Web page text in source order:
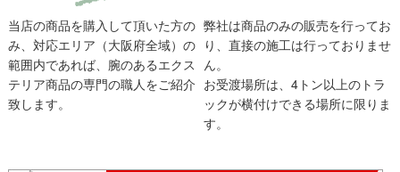
当店の商品を購入して頂いた方の
み、対応エリア（大阪府全域）の
範囲内であれば、腕のあるエクス
テリア商品の専門の職人をご紹介
致します。
弊社は商品のみの販売を行ってお
り、直接の施工は行っておりませ
ん。
お受渡場所は、4トン以上のトラ
ックが横付けできる場所に限りま
す。